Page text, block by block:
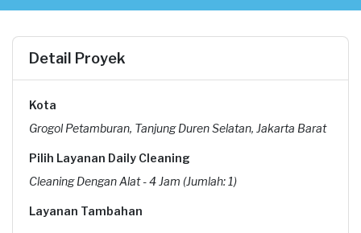
Detail Proyek
Kota
Grogol Petamburan, Tanjung Duren Selatan, Jakarta Barat
Pilih Layanan Daily Cleaning
Cleaning Dengan Alat - 4 Jam (Jumlah: 1)
Layanan Tambahan